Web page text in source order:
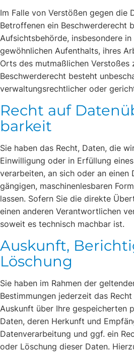
Im Falle von Verstößen gegen die
Betroffenen ein Beschwerderecht
Aufsichtsbehörde, insbesondere
gewöhnlichen Aufenthalts, ihres
Orts des mutmaßlichen Verstoßes
Beschwerderecht besteht
verwaltungsrechtlicher oder
Recht auf
barkeit
Sie haben das Recht, Daten, die
Einwilligung oder in Erfüllung
verarbeiten, an sich oder an einen
gängigen, maschinenlesbaren
lassen. Sofern Sie die direkte
einen anderen Verantwortlichen
soweit es technisch machbar ist.
Auskunft,
Löschung
Sie haben im Rahmen der
Bestimmungen jederzeit das
Auskunft über Ihre gespeicherten
Daten, deren Herkunft und
Datenverarbeitung und ggf. ein
oder Löschung dieser Daten.